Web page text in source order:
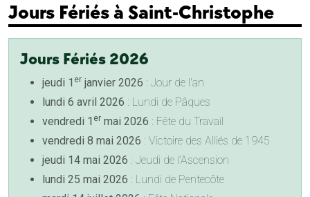
Jours Fériés à Saint-Christophe
Jours Fériés 2026
jeudi 1 er janvier 2026 : Jour de l'an
lundi 6 avril 2026 : Lundi de Pâques
vendredi 1 er mai 2026 : Fête du Travail
vendredi 8 mai 2026 : Victoire des Alliés de 1945
jeudi 14 mai 2026 : Jeudi de l'Ascension
lundi 25 mai 2026 : Lundi de Pentecôte